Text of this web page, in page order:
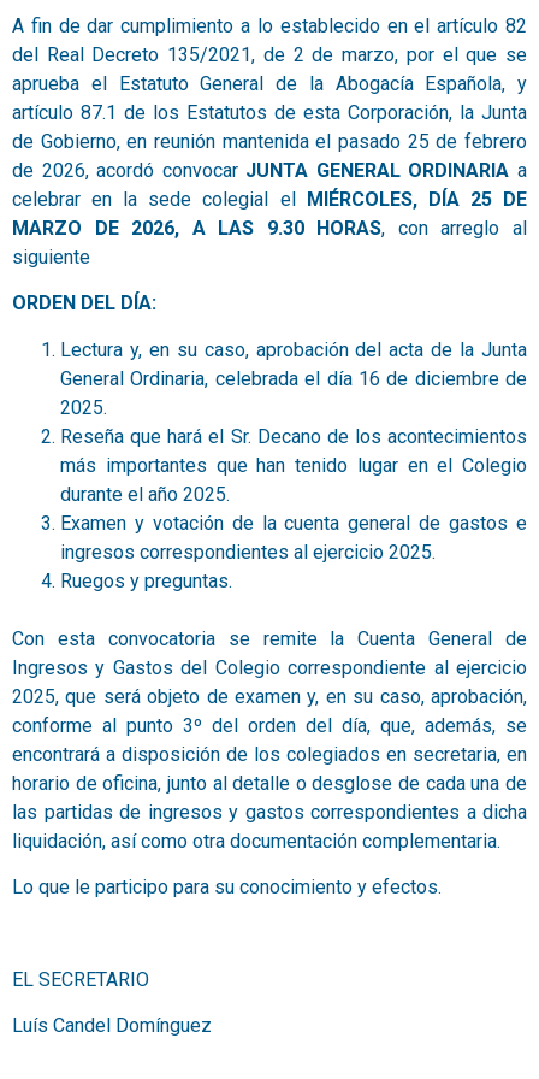
A fin de dar cumplimiento a lo establecido en el artículo 82
del Real Decreto 135/2021, de 2 de marzo, por el que se
aprueba el Estatuto General de la Abogacía Española, y
artículo 87.1 de los Estatutos de esta Corporación, la Junta
de Gobierno, en reunión mantenida el pasado 25 de febrero
de 2026, acordó convocar JUNTA GENERAL ORDINARIA a
celebrar en la sede colegial el MIÉRCOLES,DÍA 25 DE
MARZO DE 2026, A LAS 9.30 HORAS, con arreglo al
siguiente
ORDEN DEL DÍA:
Lectura y, en su caso, aprobación del acta de la Junta
General Ordinaria, celebrada el día 16 de diciembre de
2025.
Reseña que hará el Sr. Decano de los acontecimientos
más importantes que han tenido lugar en el Colegio
durante el año 2025.
Examen y votación de la cuenta general de gastos e
ingresos correspondientes al ejercicio 2025.
Ruegos y preguntas.
Con esta convocatoria se remite la Cuenta General de
Ingresos y Gastos del Colegio correspondiente al ejercicio
2025, que será objeto de examen y, en su caso, aprobación,
conforme al punto 3º del orden del día, que, además, se
encontrará a disposición de los colegiados en secretaria, en
horario de oficina, junto al detalle o desglose de cada una de
las partidas de ingresos y gastos correspondientes a dicha
liquidación, así como otra documentación complementaria.
Lo que le participo para su conocimiento y efectos.
EL SECRETARIO
Luís Candel Domínguez